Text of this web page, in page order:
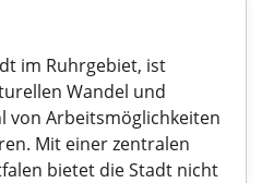
im Ruhrgebiet, ist
Wandel und
von Arbeitsmöglichkeiten
Mit einer zentralen
bietet die Stadt nicht